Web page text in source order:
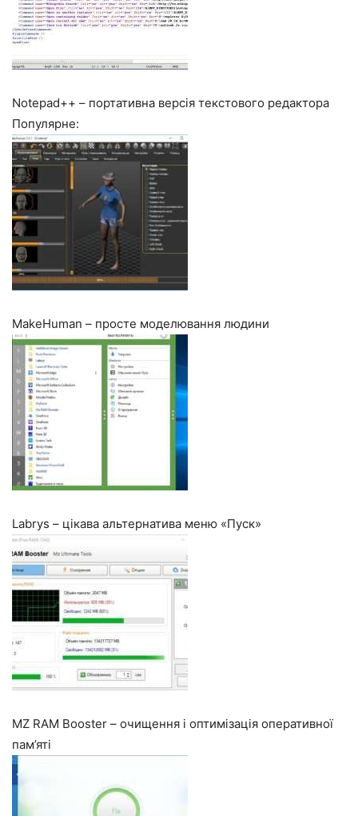
Notepad++ – портативна версія текстового редактора
Популярне:
MakeHuman – просте моделювання людини
Labrys – цікава альтернатива меню «Пуск»
MZ RAM Booster – очищення і оптимізація оперативної
пам’яті